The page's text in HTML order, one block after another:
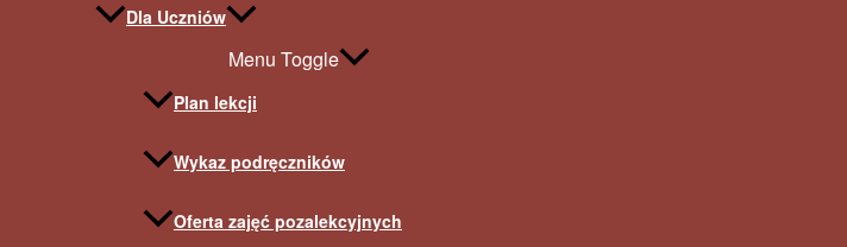
Dla Uczniów
Menu Toggle
Plan lekcji
Wykaz podręczników
Oferta zajęć pozalekcyjnych